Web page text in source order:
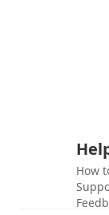
How